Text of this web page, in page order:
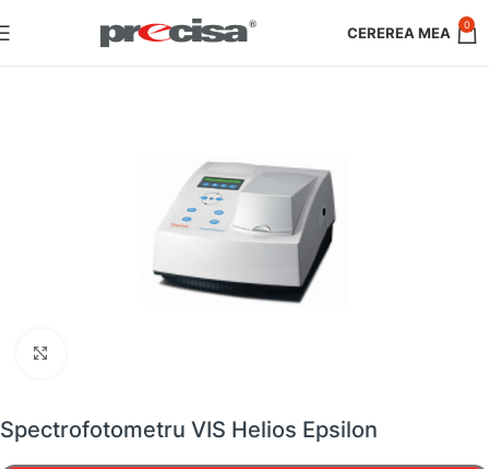
0
Spectrofotometru VIS Helios Epsilon